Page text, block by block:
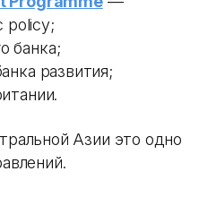
policy;
банка;
развития;
Азии это одно